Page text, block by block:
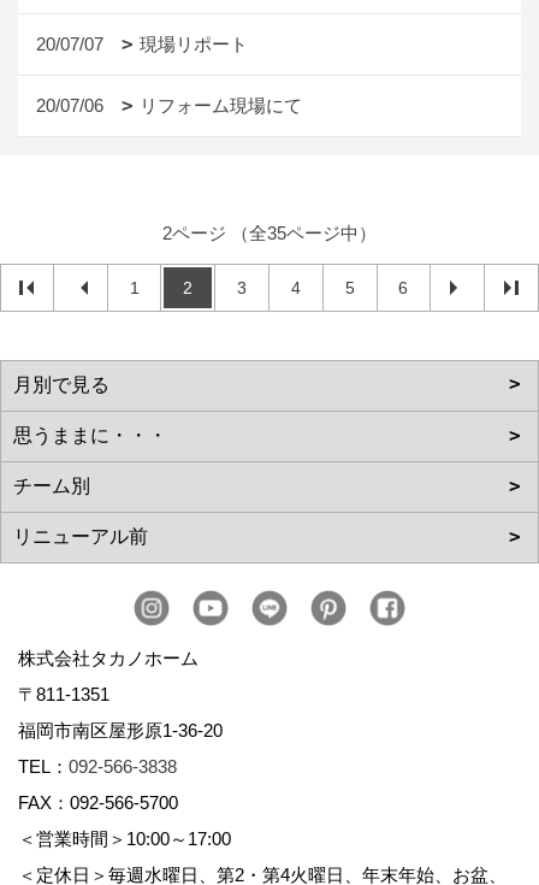
20/07/07 現場リポート
20/07/06 リフォーム現場にて
2ページ （全35ページ中）
1 2 3 4 5 6
株式会社タカノホーム
〒811-1351
福岡市南区屋形原1-36-20
TEL： 092-566-3838
FAX：092-566-5700
＜営業時間＞10:00～17:00
＜定休日＞毎週水曜日、第2・第4火曜日、年末年始、お盆、